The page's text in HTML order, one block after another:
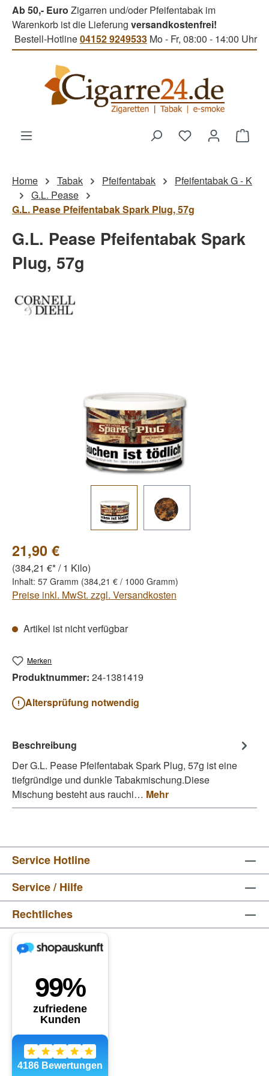
Zum Hauptinhalt springen
Ab 50,- Euro Zigarren und/oder Pfeifentabak im
Warenkorb ist die Lieferung versandkostenfrei!
Bestell-Hotline04152 9249533 Mo - Fr, 08:00 - 14:00 Uhr
Du hast 0
Home Tabak Pfeifentabak
Pfeifentabak G - K
G.L. Pease
G.L. Pease Pfeifentabak Spark Plug, 57g
G.L. Pease Pfeifentabak Spark
Plug, 57g
21,90 €
(384,21 €* / 1 Kilo)
Inhalt: 57 Gramm (384,21 € / 1000 Gramm)
Preise inkl. MwSt. zzgl. Versandkosten
Artikel ist nicht verfügbar
Merken
Produktnummer: 24-1381419
Altersprüfung notwendig
Beschreibung
Der G.L. Pease Pfeifentabak Spark Plug, 57g ist eine
tiefgründige und dunkle Tabakmischung.Diese
Mischung besteht aus rauchi… Mehr
Service Hotline
Service / Hilfe
Rechtliches